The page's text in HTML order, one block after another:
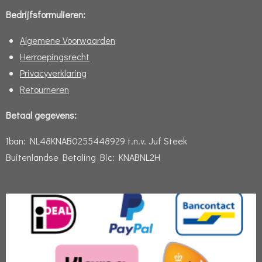
Bedrijfsformulieren:
Algemene Voorwaarden
Herroepingsrecht
Privacyverklaring
Retourneren
Betaal gegevens:
Iban: NL48KNAB0255448929 t.n.v. Juf Steek
Buitenlandse Betaling Bic: KNABNL2H